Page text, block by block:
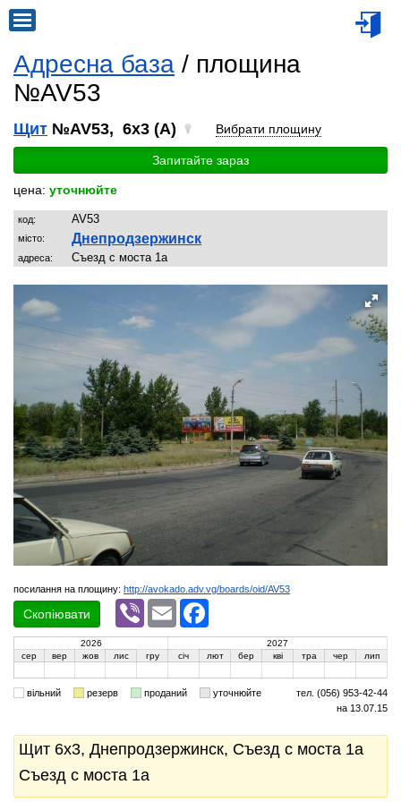
Адресна база / площина
№AV53
Щит №AV53, 6x3 (A) Вибрати площину
Запитайте зараз
цена: уточнюйте
код: AV53
місто: Днепродзержинск
адреса: Съезд с моста 1а
посилання на площину: http://avokado.adv.vg/boards/oid/AV53
Скопіювати
Viber Email
2026
2027
сер
вер жов лис гру січ лют бер кві тра чер лип
вільний резерв проданий уточнюйте
тел. (056) 953-42-44
на 13.07.15
Щит 6x3, Днепродзержинск, Съезд с моста 1а
Съезд с моста 1а